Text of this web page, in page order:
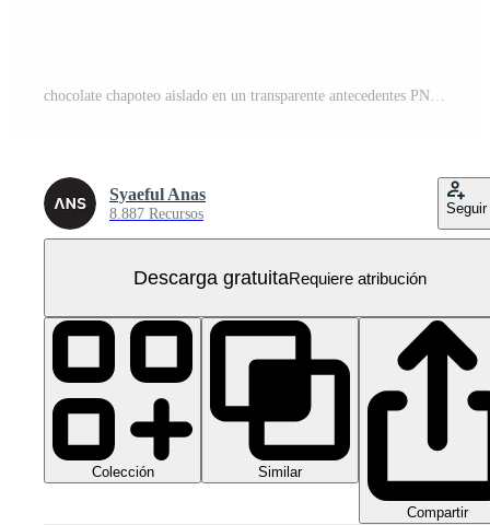
chocolate chapoteo aislado en un transparente antecedentes PNG Gratis
Syaeful Anas
8.887 Recursos Seguir
Descarga gratuitaRequiere atribución
Colección Similar
Compartir